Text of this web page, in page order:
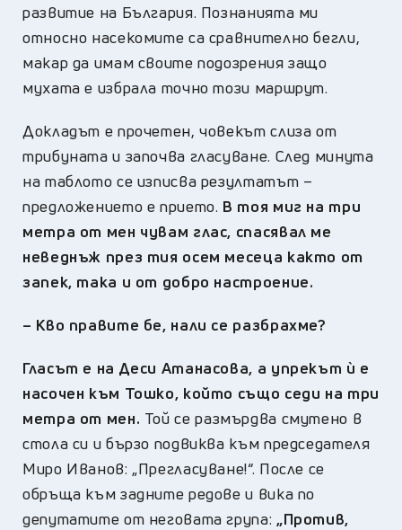
развитие на България. Познанията ми
относно насекомите са сравнително бегли,
макар да имам своите подозрения защо
мухата е избрала точно този маршрут.
Докладът е прочетен, човекът слиза от
трибуната и започва гласуване. След минута
на таблото се изписва резултатът –
предложението е прието. В тоя миг на три
метра от мен чувам глас, спасявал ме
неведнъж през тия осем месеца както от
запек, така и от добро настроение.
– Кво правите бе, нали се разбрахме?
Гласът е на Деси Атанасова, а упрекът ѝ е
насочен към Тошко, който също седи на три
метра от мен. Той се размърдва смутено в
стола си и бързо подвиква към председателя
Миро Иванов: „Прегласуване!“. После се
обръща към задните редове и вика по
депутатите от неговата група: „Против,